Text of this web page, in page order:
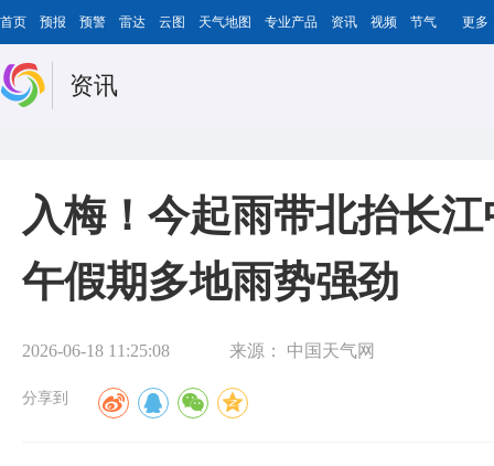
首页 预报 预警 雷达 云图 天气地图 专业产品 资讯 视频 节气 更多
资讯
入梅！今起雨带北抬长
午假期多地雨势强劲
2026-06-18 11:25:08 来源： 中国天气网
分享到